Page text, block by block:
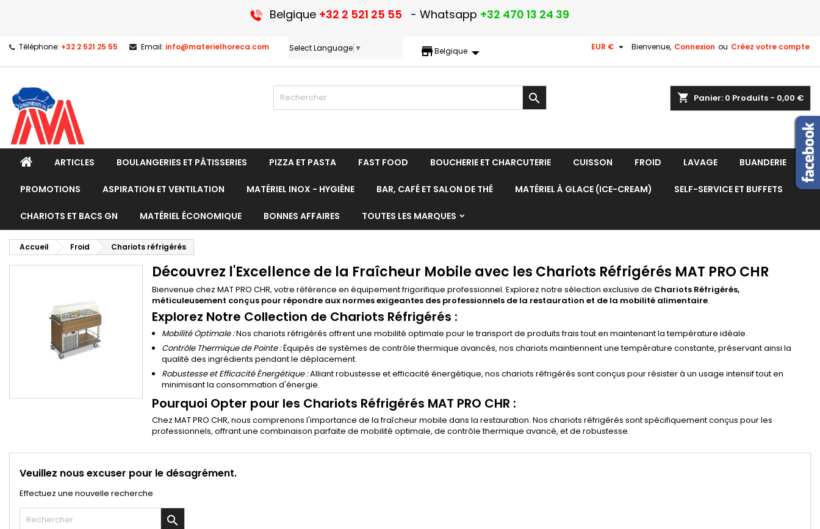
Belgique +32 2 521 25 55 - Whatsapp +32 470 13 24 39
Téléphone: +32 2 521 25 55 Email: info@materielhoreca.com Select Language ▼ storefront
Belgique Bienvenue, Connexion ou Créez votre compte
EUR € 
shopping_cart Panier: 0 Produits - 0,00 €

ARTICLES BOULANGERIES ET PÂTISSERIES PIZZA ET PASTA FAST FOOD BOUCHERIE ET CHARCUTERIE CUISSON FROID LAVAGE BUANDERIE
PROMOTIONS ASPIRATION ET VENTILATION MATÉRIEL INOX - HYGIÈNE BAR, CAFÉ ET SALON DE THÉ MATÉRIEL À GLACE (ICE-CREAM) SELF-SERVICE ET BUFFETS
CHARIOTS ET BACS GN MATÉRIEL ÉCONOMIQUE BONNES AFFAIRES TOUTES LES MARQUES
Accueil Froid Chariots réfrigérés
Découvrez l'Excellence de la Fraîcheur Mobile avec les Chariots Réfrigérés MAT PRO CHR
Bienvenue chez MAT PRO CHR, votre référence en équipement frigorifique professionnel. Explorez notre sélection exclusive de Chariots Réfrigérés,
méticuleusement conçus pour répondre aux normes exigeantes des professionnels de la restauration et de la mobilité alimentaire.
Explorez Notre Collection de Chariots Réfrigérés :
Mobilité Optimale :Nos chariots réfrigérés offrent une mobilité optimale pour le transport de produits frais tout en maintenant la température idéale.
Contrôle Thermique de Pointe :Équipés de systèmes de contrôle thermique avancés, nos chariots maintiennent une température constante, préservant ainsi la
qualité des ingrédients pendant le déplacement.
Robustesse et Efficacité Énergétique :Alliant robustesse et efficacité énergétique, nos chariots réfrigérés sont conçus pour résister à un usage intensif tout en
minimisant la consommation d'énergie.
Pourquoi Opter pour les Chariots Réfrigérés MAT PRO CHR :
Chez MAT PRO CHR, nous comprenons l'importance de la fraîcheur mobile dans la restauration. Nos chariots réfrigérés sont spécifiquement conçus pour les
professionnels, offrant une combinaison parfaite de mobilité optimale, de contrôle thermique avancé, et de robustesse.
Veuillez nous excuser pour le désagrément.
Effectuez une nouvelle recherche
